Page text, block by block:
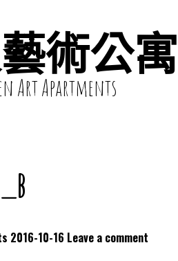
術公寓
Art Apartments
2016-10-16 Leave a comment